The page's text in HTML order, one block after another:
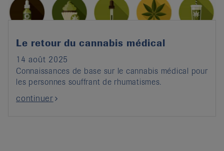
Le retour du cannabis médical
14 août 2025
Connaissances de base sur le cannabis médical pour
les personnes souffrant de rhumatismes.
continuer